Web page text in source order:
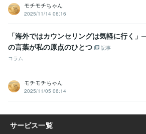
得意分野
悩み相談・カウンセリング
カサンドラ、毒親呪縛から救いたい。
日が生き辛い ☆関西弁でボケとつっこみ教え
自己肯定感を上げましょう
愛あるお叱り致し
話し相手
hsp
話し相手 秘密
電話相談
雑談 秘書
最終学歴 香港大学 2001年3月 ~ 2002年3月
モチモチちゃん
2025/11/14 06:16
「海外ではカウンセリングは気軽に行く
の言葉が私の原点のひとつ
記事
コラム
モチモチちゃん
2025/11/05 06:14